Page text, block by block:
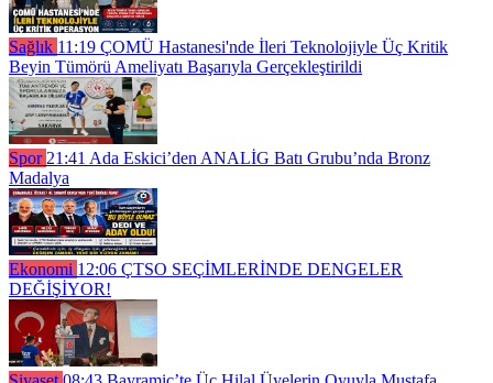
Sağlık 11:19 ÇOMÜ Hastanesi'nde İleri Teknolojiyle Üç Kritik
Beyin Tümörü Ameliyatı Başarıyla Gerçekleştirildi
Spor 21:41 Ada Eskici’den ANALİG Batı Grubu’nda Bronz
Madalya
Ekonomi 12:06 ÇTSO SEÇİMLERİNDE DENGELER
DEĞİŞİYOR!